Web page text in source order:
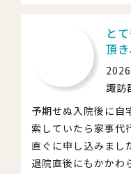
と
頂
諏訪
予期せぬ入院後に自
索していたら家事代
直ぐに申し込みまし
退院直後にもかかわ